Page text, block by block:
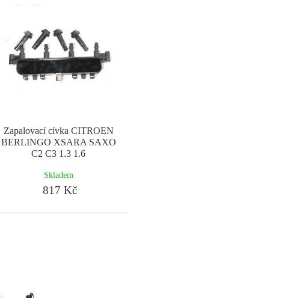
Zapalovací cívka CITROEN
BERLINGO XSARA SAXO
C2 C3 1.3 1.6
Skladem
817 Kč